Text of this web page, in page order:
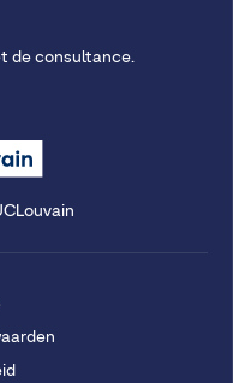
de consultance.